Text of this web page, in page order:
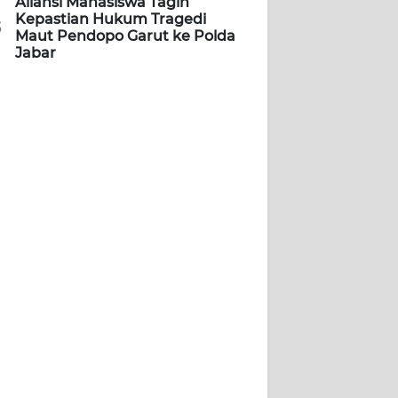
Kepastian Hukum Tragedi
Maut Pendopo Garut ke Polda
Jabar